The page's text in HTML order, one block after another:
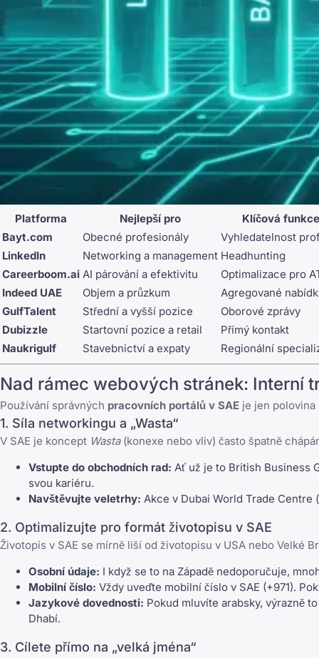
Platforma Nejlepší pro
Klíčová funkce
Bayt.com
Obecné profesionály
Vyhledatelnost
LinkedIn
Networking a management Headhunting
Careerboom.ai AI párování a efektivitu
Optimalizace pro
Indeed UAE
Objem a průzkum
Agregované
GulfTalent
Střední a vyšší pozice
Oborové zprávy
Dubizzle
Startovní pozice a retail
Přímý kontakt
Naukrigulf
Stavebnictví a expaty Regionální
Nad rámec webových stránek: Interní
Používání správných pracovních portálů v SAE je jen
1. Síla networkingu a „Wasta“
V SAE je koncept Wasta(konexe nebo vliv) často špatně
Vstupte do obchodních rad: Ať už je to British Business
svou kariéru.
Navštěvujte veletrhy: Akce v Dubai World Trade
2. Optimalizujte pro formát životopisu v SAE
Životopis v SAE se mírně liší od životopisu v USA nebo Velké
Osobní údaje: I když se to na Západě nedoporučuje,
Mobilní číslo: Vždy uveďte mobilní číslo v SAE (+971).
Jazykové dovednosti: Pokud mluvíte arabsky, výrazně
Dhabí.
3. Cílete přímo na „velká jména“